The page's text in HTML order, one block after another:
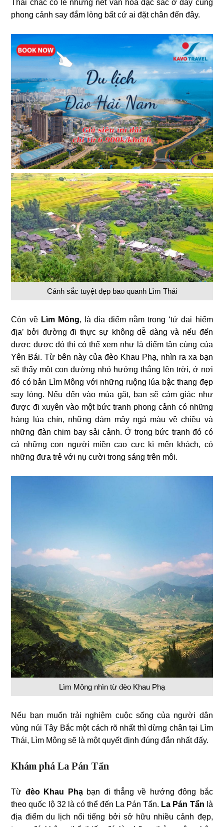
Thái chắc có lẽ những nét văn hóa đặc sắc ở đây cùng
phong cảnh say đắm lòng bất cứ ai đặt chân đến đây.
Cảnh sắc tuyệt đẹp bao quanh Lìm Thái
Còn vềLìm Mông, là địa điểm nằm trong ‘tứ đại hiểm
địa’ bởi đường đi thực sự không dễ dàng và nếu đến
được được đó thì có thể xem như là điểm tận cùng của
Yên Bái. Từ bên này của đèo Khau Phạ, nhìn ra xa bạn
sẽ thấy một con đường nhỏ hướng thẳng lên trời, ở nơi
đó có bản Lìm Mông với những ruộng lúa bậc thang đẹp
say lòng. Nếu đến vào mùa gặt, bạn sẽ cảm giác như
được đi xuyên vào một bức tranh phong cảnh có những
hàng lúa chín, những đám mây ngả màu về chiều và
những đàn chim bay sải cảnh. Ở trong bức tranh đó có
cả những con người miền cao cực kì mến khách, có
những đưa trẻ với nụ cười trong sáng trên môi.
Lìm Mông nhìn từ đèo Khau Phạ
Nếu bạn muốn trải nghiệm cuộc sống của người dân
vùng núi Tây Bắc một cách rõ nhất thì dừng chân tại Lìm
Thái, Lìm Mông sẽ là một quyết định đúng đắn nhất đấy.
Khám phá La Pán Tẩn
Từ đèo Khau Phạbạn đi thẳng về hướng đông bắc
theo quốc lộ 32 là có thể đến La Pán Tẩn. La Pán Tẩn là
địa điểm du lịch nổi tiếng bởi sở hữu nhiều cảnh đẹp,